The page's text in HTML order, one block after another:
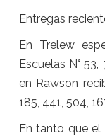
Entregas
En Trelew
Escuelas N°
en Rawson
185, 441, 504,
En tanto que el